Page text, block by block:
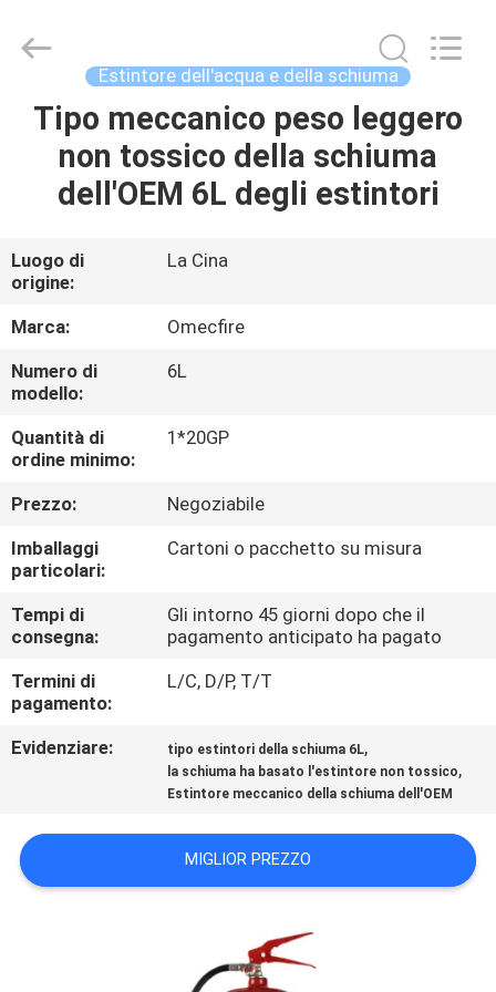
CASA
PRODOTTI
VIDEO
CIRCA
NOI
GIRO
DELLA
FABBRICA
CONTROLLO
DI
QUALITÀ
RICHIEDA
& Equipment
Reserved.
Estintore dell'acqua e della schiuma
Tipo meccanico peso leggero
non tossico della schiuma
dell'OEM 6L degli estintori
Luogo di
origine:
La Cina
Marca:
Omecfire
Numero di
modello:
6L
Quantità di
ordine minimo:
1*20GP
Prezzo:
Negoziabile
Imballaggi
particolari:
Cartoni o pacchetto su misura
Tempi di
consegna:
Gli intorno 45 giorni dopo che il
pagamento anticipato ha pagato
Termini di
pagamento:
L/C, D/P, T/T
Evidenziare: tipo estintori della schiuma 6L,
la schiuma ha basato l'estintore non tossico,
Estintore meccanico della schiuma dell'OEM
MIGLIOR PREZZO